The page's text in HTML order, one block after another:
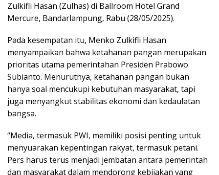
Zulkifli Hasan (Zulhas) di Ballroom Hotel Grand
Mercure, Bandarlampung, Rabu (28/05/2025).
Pada kesempatan itu, Menko Zulkifli Hasan
menyampaikan bahwa ketahanan pangan merupakan
prioritas utama pemerintahan Presiden Prabowo
Subianto. Menurutnya, ketahanan pangan bukan
hanya soal mencukupi kebutuhan masyarakat, tapi
juga menyangkut stabilitas ekonomi dan kedaulatan
bangsa.
“Media, termasuk PWI, memiliki posisi penting untuk
menyuarakan kepentingan rakyat, termasuk petani.
Pers harus terus menjadi jembatan antara pemerintah
dan masyarakat dalam mendorong kebijakan yang